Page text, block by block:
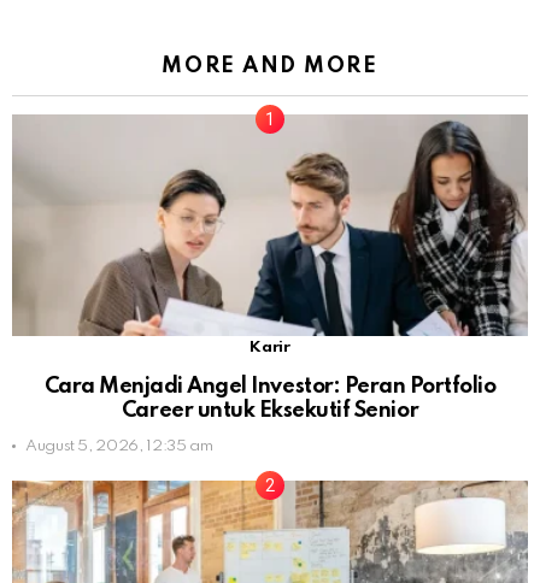
MORE AND MORE
Karir
Cara Menjadi Angel Investor: Peran Portfolio
Career untuk Eksekutif Senior
August 5, 2026, 12:35 am